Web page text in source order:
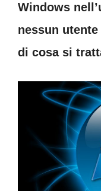
Windows
nessun utente
di cosa si